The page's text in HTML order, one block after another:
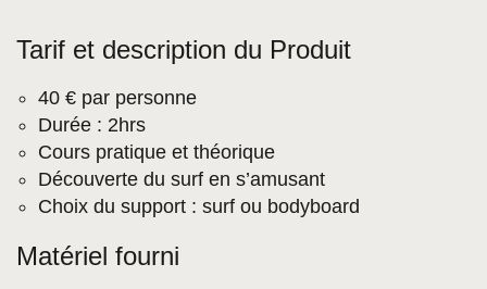
Tarif et description du Produit
40 € par personne
Durée : 2hrs
Cours pratique et théorique
Découverte du surf en s’amusant
Choix du support : surf ou bodyboard
Matériel fourni